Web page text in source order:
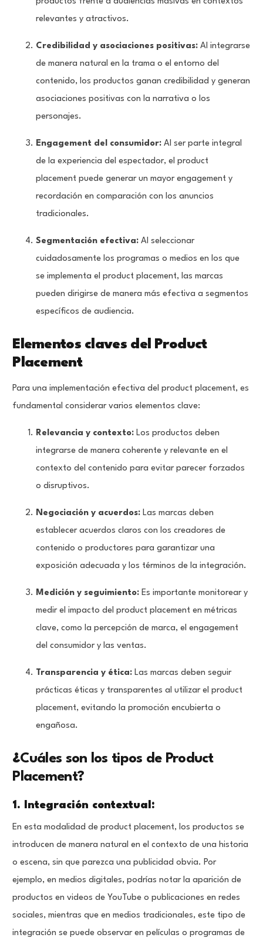
relevantes y atractivos.
Credibilidad y asociaciones positivas: Al integrarse
de manera natural en la trama o el entorno del
contenido, los productos ganan credibilidad y generan
asociaciones positivas con la narrativa o los
personajes.
Engagement del consumidor: Al ser parte integral
de la experiencia del espectador, el product
placement puede generar un mayor engagement y
recordación en comparación con los anuncios
tradicionales.
Segmentación efectiva: Al seleccionar
cuidadosamente los programas o medios en los que
se implementa el product placement, las marcas
pueden dirigirse de manera más efectiva a segmentos
específicos de audiencia.
Elementos claves del Product
Placement
Para una implementación efectiva del product placement, es
fundamental considerar varios elementos clave:
Relevancia y contexto: Los productos deben
integrarse de manera coherente y relevante en el
contexto del contenido para evitar parecer forzados
o disruptivos.
Negociación y acuerdos: Las marcas deben
establecer acuerdos claros con los creadores de
contenido o productores para garantizar una
exposición adecuada y los términos de la integración.
Medición y seguimiento: Es importante monitorear y
medir el impacto del product placement en métricas
clave, como la percepción de marca, el engagement
del consumidor y las ventas.
Transparencia y ética: Las marcas deben seguir
prácticas éticas y transparentes al utilizar el product
placement, evitando la promoción encubierta o
engañosa.
¿Cuáles son los tipos de Product
Placement?
1. Integración contextual:
En esta modalidad de product placement, los productos se
introducen de manera natural en el contexto de una historia
o escena, sin que parezca una publicidad obvia. Por
ejemplo, en medios digitales, podrías notar la aparición de
productos en videos de YouTube o publicaciones en redes
sociales, mientras que en medios tradicionales, este tipo de
integración se puede observar en películas o programas de